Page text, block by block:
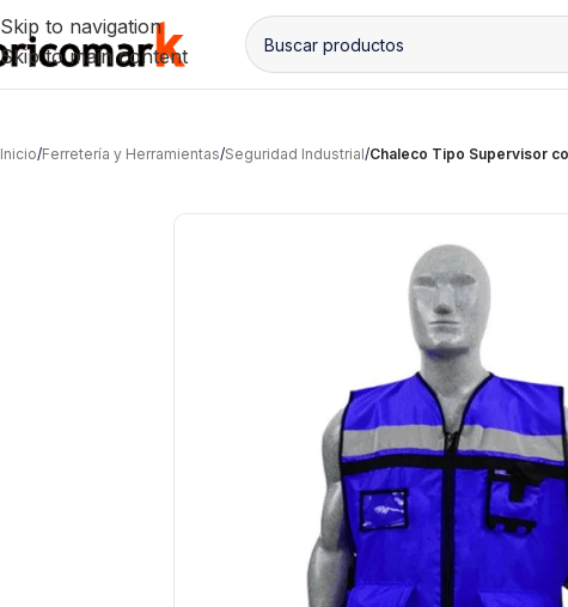
Skip to navigation
Skip to main content
Inicio/Ferretería y Herramientas/Seguridad Industrial/Chaleco Tipo Supervisor